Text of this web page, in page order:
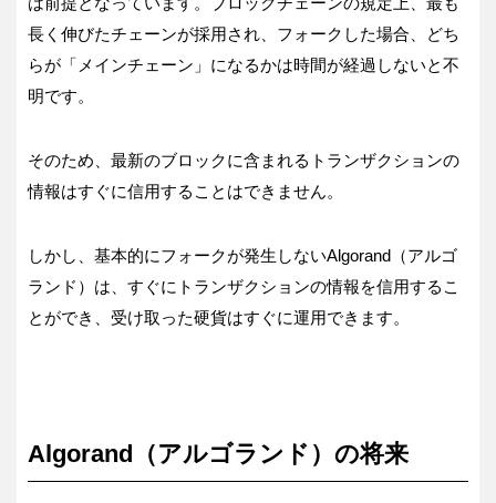
長く伸びたチェーンが採用され、フォークした場合、どち
らが「メインチェーン」になるかは時間が経過しないと不
明です。
そのため、最新のブロックに含まれるトランザクションの
情報はすぐに信用することはできません。
しかし、基本的にフォークが発生しないAlgorand（アルゴ
ランド）は、すぐにトランザクションの情報を信用するこ
とができ、受け取った硬貨はすぐに運用できます。
Algorand（アルゴランド）の将来